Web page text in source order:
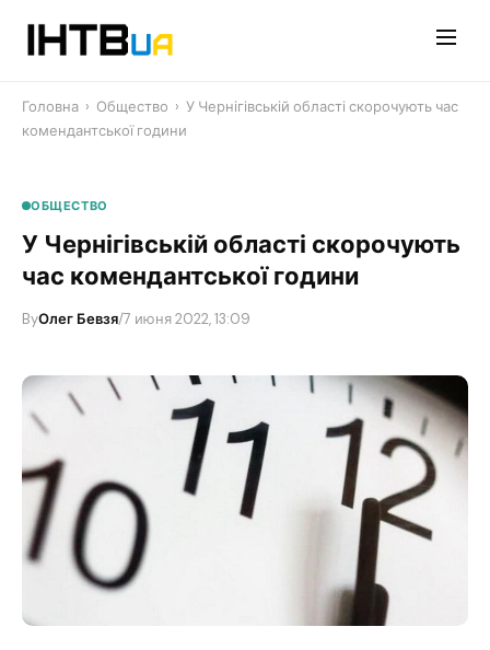
Головна › Общество › У Чернігівській області скорочують час
комендантської години
ОБЩЕСТВО
У Чернігівській області скорочують
час комендантської години
ByОлег Бевзя/7 июня 2022, 13:09